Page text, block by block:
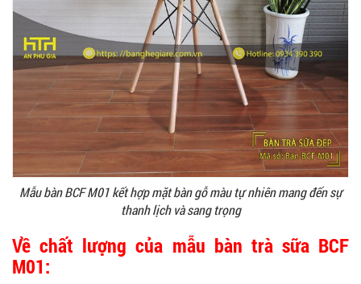
Mẫu bàn BCF M01 kết hợp mặt bàn gỗ màu tự nhiên mang đến sự
thanh lịch và sang trọng
Về chất lượng của mẫu bàn trà sữa BCF
M01: